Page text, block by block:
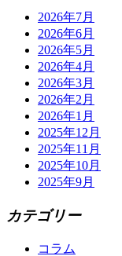
2026年7月
2026年6月
2026年5月
2026年4月
2026年3月
2026年2月
2026年1月
2025年12月
2025年11月
2025年10月
2025年9月
カテゴリー
コラム